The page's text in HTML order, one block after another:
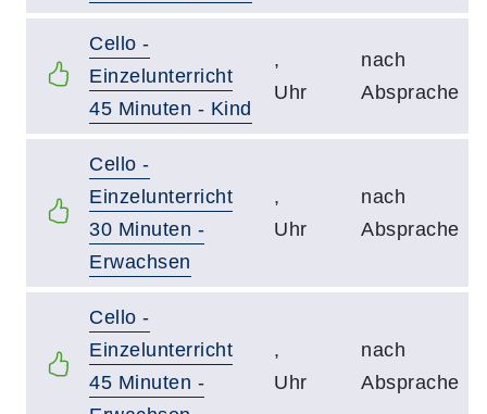
Cello -
Einzelunterricht
45 Minuten - Kind
,
Uhr
nach
Absprache
Cello -
Einzelunterricht
30 Minuten -
Erwachsen
,
Uhr
nach
Absprache
Cello -
Einzelunterricht
45 Minuten -
,
Uhr
nach
Absprache